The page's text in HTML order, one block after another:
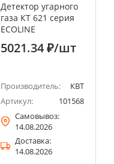
Детектор угарного
газа КТ 621 серия
ECOLINE
5021.34 ₽/шт
Производитель:
КВТ
Артикул:
101568
Самовывоз:
14.08.2026
Доставка:
14.08.2026